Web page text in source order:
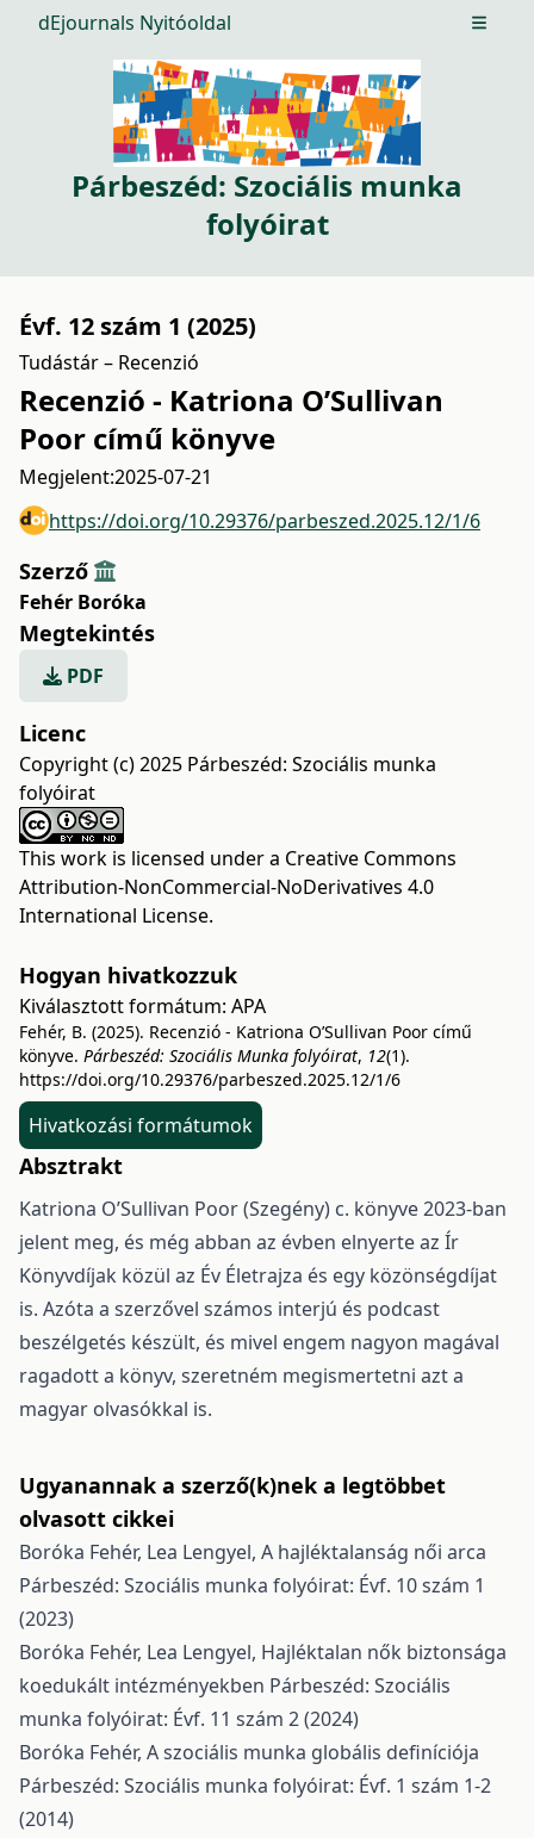
dEjournals Nyitóoldal Open
Párbeszéd: Szociális munka
folyóirat
Évf. 12 szám 1 (2025)
Tudástár – Recenzió
Recenzió - Katriona O’Sullivan
Poor című könyve
Megjelent:2025-07-21
https://doi.org/10.29376/parbeszed.2025.12/1/6
Szerző
Fehér Boróka
Megtekintés
PDF
Licenc
Copyright (c) 2025 Párbeszéd: Szociális munka
folyóirat
This work is licensed under a Creative Commons
Attribution-NonCommercial-NoDerivatives 4.0
International License.
Hogyan hivatkozzuk
Kiválasztott formátum: APA
Fehér, B. (2025). Recenzió - Katriona O’Sullivan Poor című
könyve. Párbeszéd: Szociális Munka folyóirat, 12(1).
https://doi.org/10.29376/parbeszed.2025.12/1/6
Hivatkozási formátumok
Absztrakt
Katriona O’Sullivan Poor (Szegény) c. könyve 2023-ban
jelent meg, és még abban az évben elnyerte az Ír
Könyvdíjak közül az Év Életrajza és egy közönségdíjat
is. Azóta a szerzővel számos interjú és podcast
beszélgetés készült, és mivel engem nagyon magával
ragadott a könyv, szeretném megismertetni azt a
magyar olvasókkal is.
Ugyanannak a szerző(k)nek a legtöbbet
olvasott cikkei
Boróka Fehér, Lea Lengyel, A hajléktalanság női arca
Párbeszéd: Szociális munka folyóirat: Évf. 10 szám 1
(2023)
Boróka Fehér, Lea Lengyel, Hajléktalan nők biztonsága
koedukált intézményekben Párbeszéd: Szociális
munka folyóirat: Évf. 11 szám 2 (2024)
Boróka Fehér, A szociális munka globális definíciója
Párbeszéd: Szociális munka folyóirat: Évf. 1 szám 1-2
(2014)